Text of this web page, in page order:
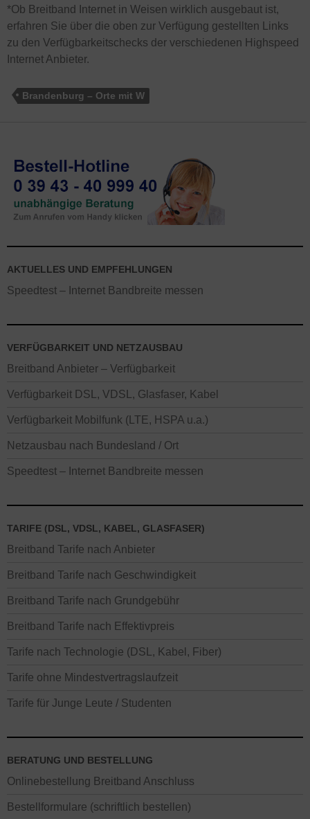
*Ob Breitband Internet in Weisen wirklich ausgebaut ist,
erfahren Sie über die oben zur Verfügung gestellten Links
zu den Verfügbarkeitschecks der verschiedenen Highspeed
Internet Anbieter.
Brandenburg – Orte mit W
AKTUELLES UND EMPFEHLUNGEN
Speedtest – Internet Bandbreite messen
VERFÜGBARKEIT UND NETZAUSBAU
Breitband Anbieter – Verfügbarkeit
Verfügbarkeit DSL, VDSL, Glasfaser, Kabel
Verfügbarkeit Mobilfunk (LTE, HSPA u.a.)
Netzausbau nach Bundesland / Ort
Speedtest – Internet Bandbreite messen
TARIFE (DSL, VDSL, KABEL, GLASFASER)
Breitband Tarife nach Anbieter
Breitband Tarife nach Geschwindigkeit
Breitband Tarife nach Grundgebühr
Breitband Tarife nach Effektivpreis
Tarife nach Technologie (DSL, Kabel, Fiber)
Tarife ohne Mindestvertragslaufzeit
Tarife für Junge Leute / Studenten
BERATUNG UND BESTELLUNG
Onlinebestellung Breitband Anschluss
Bestellformulare (schriftlich bestellen)